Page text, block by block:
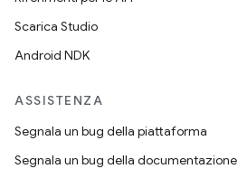
Scarica Studio
Android NDK
ASSISTENZA
Segnala un bug della piattaforma
Segnala un bug della documentazione